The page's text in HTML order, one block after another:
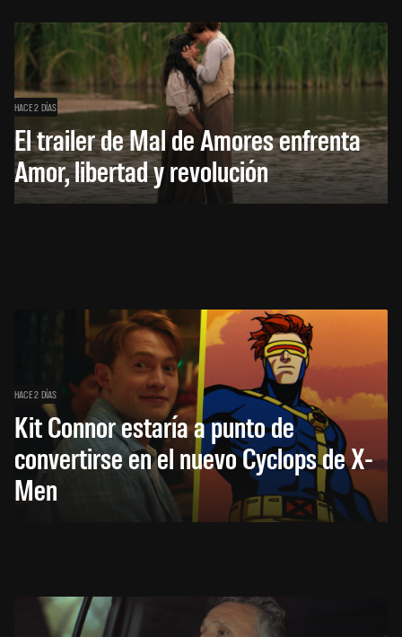
HACE 2 DÍAS
El trailer de Mal de Amores enfrenta
Amor, libertad y revolución
HACE 2 DÍAS
Kit Connor estaría a punto de
convertirse en el nuevo Cyclops de X-
Men